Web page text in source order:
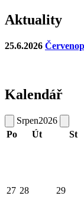
Aktuality
25.6.2026
Kalendář
Srpen2026
Po
Út St
27 28 29